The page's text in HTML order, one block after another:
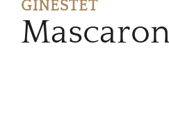
GINESTET